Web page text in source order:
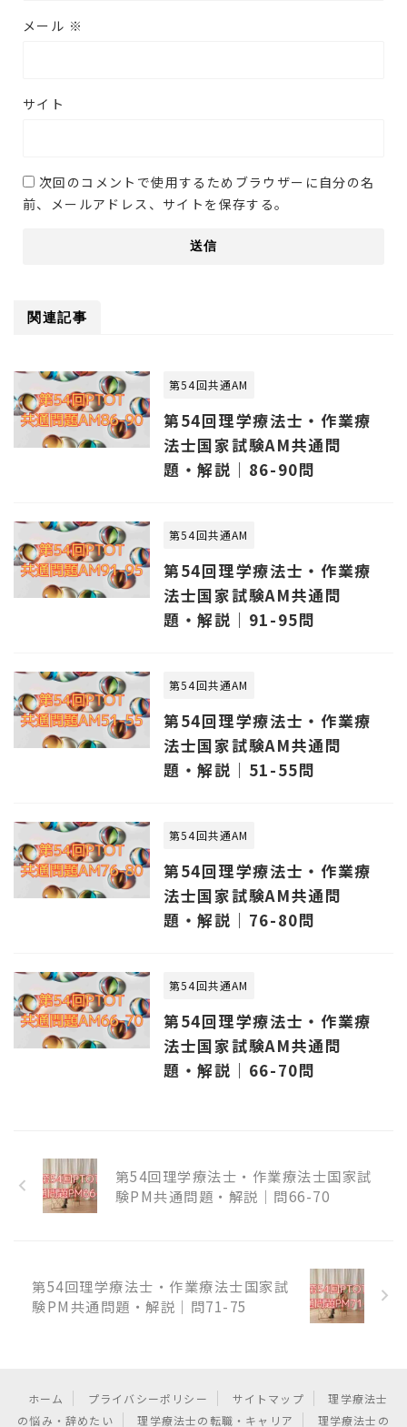
メール ※
サイト
次回のコメントで使用するためブラウザーに自分の名
前、メールアドレス、サイトを保存する。
関連記事
第54回共通AM
第54回理学療法士・作業療
法士国家試験AM共通問
題・解説｜86-90問
第54回共通AM
第54回理学療法士・作業療
法士国家試験AM共通問
題・解説｜91-95問
第54回共通AM
第54回理学療法士・作業療
法士国家試験AM共通問
題・解説｜51-55問
第54回共通AM
第54回理学療法士・作業療
法士国家試験AM共通問
題・解説｜76-80問
第54回共通AM
第54回理学療法士・作業療
法士国家試験AM共通問
題・解説｜66-70問
第54回理学療法士・作業療法士国家試
験PM共通問題・解説｜問66-70
第54回理学療法士・作業療法士国家試
験PM共通問題・解説｜問71-75
ホーム プライバシーポリシー サイトマップ
理学療法士
の悩み・辞めたい
理学療法士の転職・キャリア 理学療法士の